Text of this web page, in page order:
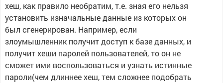
хеш, как правило необратим, т.е. зная его нельзя
установить изначальные данные из которых он
был сгенерирован. Например, если
злоумышленник получит доступ к базе данных, и
получит хеши паролей пользователей, то он не
сможет ими воспользоваться и узнать истинные
пароли(чем длиннее хеш, тем сложнее подобрать